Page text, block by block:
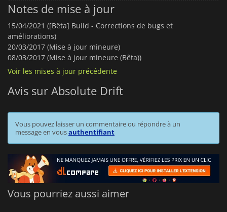
Notes de mise à jour
15/04/2021 ([Bêta] Build - Corrections de bugs et
améliorations)
20/03/2017 (Mise à jour mineure)
08/03/2017 (Mise à jour mineure (Bêta))
Voir les mises à jour précédente
Avis sur Absolute Drift
Vous pouvez laisser un commentaire ou répondre à un
message en vousauthentifiant
Vous pourriez aussi aimer